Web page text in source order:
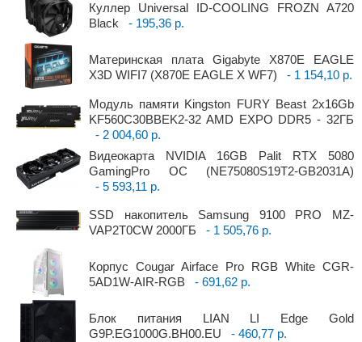
Моноблоки
Периферия
Куллер Universal ID-COOLING FROZN A720
Black
- 195,36 р.
Материнская плата Gigabyte X870E EAGLE
X3D WIFI7 (X870E EAGLE X WF7)
- 1 154,10 р.
Модуль памяти Kingston FURY Beast 2x16Gb
KF560C30BBEK2-32 AMD EXPO DDR5 - 32ГБ
- 2 004,60 р.
Видеокарта NVIDIA 16GB Palit RTX 5080
GamingPro OC (NE75080S19T2-GB2031A)
- 5 593,11 р.
SSD накопитель Samsung 9100 PRO MZ-
VAP2T0CW 2000ГБ
- 1 505,76 р.
Корпус Cougar Airface Pro RGB White CGR-
5AD1W-AIR-RGB
- 691,62 р.
Блок питания LIAN LI Edge Gold
G9P.EG1000G.BH00.EU
- 460,77 р.